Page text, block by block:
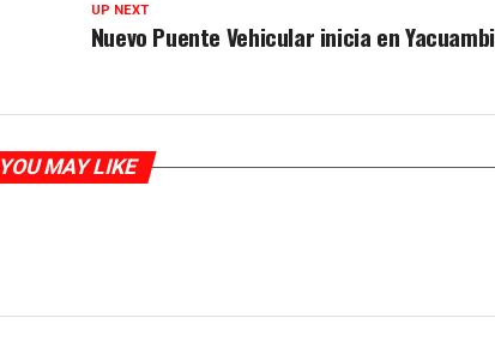
UP NEXT
Nuevo Puente Vehicular inicia en Yacuambi
YOU MAY LIKE